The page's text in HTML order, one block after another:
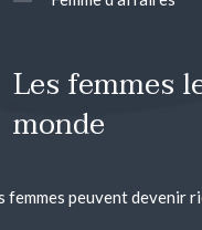
Les femmes
monde
femmes peuvent devenir